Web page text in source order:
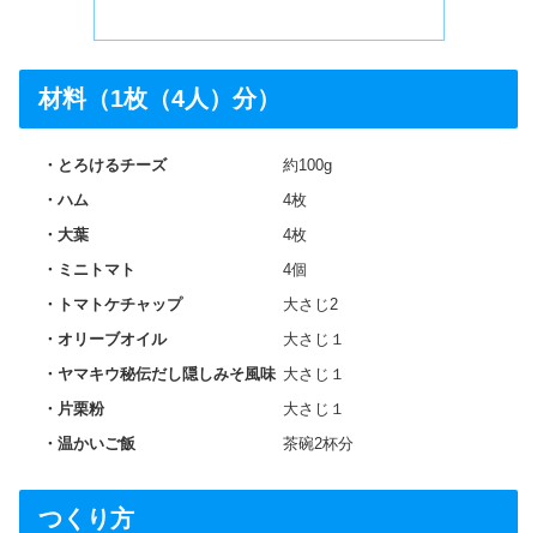
b
o
o
k
a
st
材料（1枚（4人）分）
とろけるチーズ
約100g
ハム
4枚
大葉
4枚
ミニトマト
4個
トマトケチャップ
大さじ2
オリーブオイル
大さじ１
ヤマキウ秘伝だし隠しみそ風味 大さじ１
片栗粉
大さじ１
温かいご飯
茶碗2杯分
つくり方